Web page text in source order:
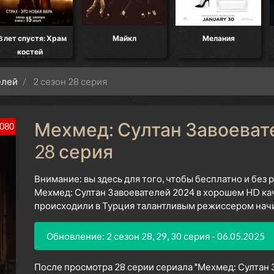
лет спустя: Храм
костей
Майкл Мелания
2 сезон 28 серия
Мехмед: Султан
28 серия
Внимание: вы здесь для того, чтобы бесплатно и
Мехмед: Султан Завоевателей 2024 в хорошем HD
происходили в Турция талантливым режиссером
Обновление: 2 сезон 28, 29, 30 серия - 06.05.2025
После просмотра 28 серии сериала "Мехмед: Султан